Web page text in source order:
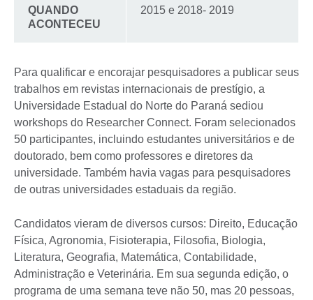
QUANDO
ACONTECEU
2015 e 2018- 2019
Para qualificar e encorajar pesquisadores a publicar seus
trabalhos em revistas internacionais de prestígio, a
Universidade Estadual do Norte do Paraná sediou
workshops do Researcher Connect. Foram selecionados
50 participantes, incluindo estudantes universitários e de
doutorado, bem como professores e diretores da
universidade. Também havia vagas para pesquisadores
de outras universidades estaduais da região.
Candidatos vieram de diversos cursos: Direito, Educação
Física, Agronomia, Fisioterapia, Filosofia, Biologia,
Literatura, Geografia, Matemática, Contabilidade,
Administração e Veterinária. Em sua segunda edição, o
programa de uma semana teve não 50, mas 20 pessoas,